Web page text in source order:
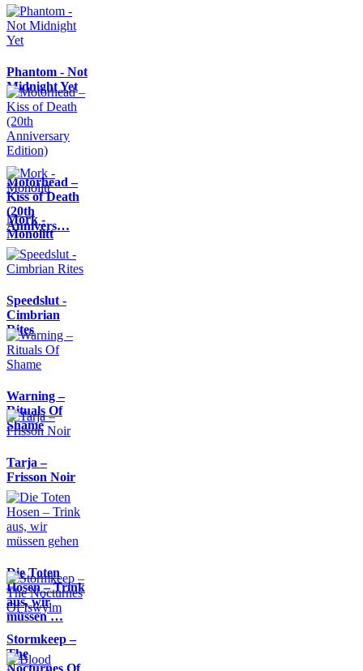
Phantom - Not
Midnight Yet
Motörhead –
Kiss of Death
(20th
Annivers…
Mork -
Monolitt
Speedslut -
Cimbrian
Rites
Warning –
Rituals Of
Shame
Tarja –
Frisson Noir
Die Toten
Hosen – Trink
aus, wir
müssen …
Stormkeep –
The
Nocturnes Of